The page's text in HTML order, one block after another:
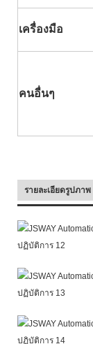
เครื่องมือ
คนอื่นๆ
รายละเอียดรูปภาพ